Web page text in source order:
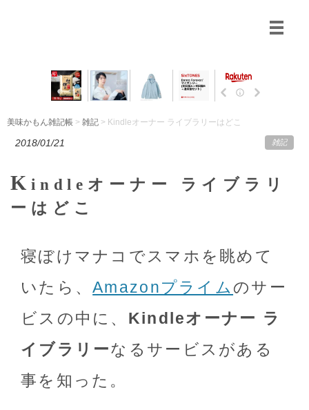
美味かもん雑記帳 > 雑記 > Kindleオーナー ライブラリーはどこ
2018/01/21 雑記
K indleオーナー ライブラリ
ーはどこ
寝ぼけマナコでスマホを眺めて
いたら、Amazonプライム のサー
ビスの中に、 Kindleオーナー ラ
イブラリーなるサービスがある
事を知った。